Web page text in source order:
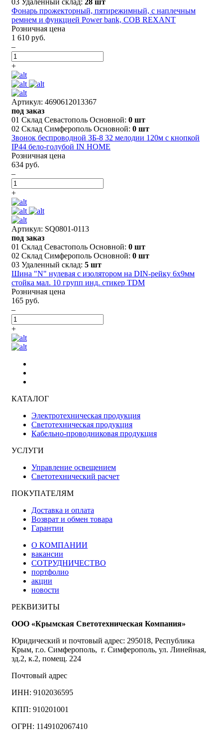
Фонарь прожекторный, пятирежимный, с наплечным
ремнем и функцией Power bank, СОВ REXANT
Розничная цена
1 610 руб.
–
+
Артикул: 4690612013367
под заказ
01 Склад Севастополь Основной: 0 шт
02 Склад Симферополь Основной: 0 шт
Звонок беспроводной ЗБ-8 32 мелодии 120м с кнопкой
IP44 бело-голубой IN HOME
Розничная цена
634 руб.
–
+
Артикул: SQ0801-0113
под заказ
01 Склад Севастополь Основной: 0 шт
02 Склад Симферополь Основной: 0 шт
03 Удаленный склад: 5 шт
Шина "N" нулевая с изолятором на DIN-рейку 6x9мм
стойка мал. 10 групп инд. стикер TDM
Розничная цена
165 руб.
–
+
КАТАЛОГ
Электротехническая продукция
Светотехническая продукция
Кабельно-проводниковая продукция
УСЛУГИ
Управление освещением
Светотехнический расчет
ПОКУПАТЕЛЯМ
Доставка и оплата
Возврат и обмен товара
Гарантии
О КОМПАНИИ
вакансии
СОТРУДНИЧЕСТВО
портфолио
акции
новости
РЕКВИЗИТЫ
ООО «Крымская Светотехническая Компания»
Юридический и почтовый адрес: 295018, Республика
Крым, г.о. Симферополь, г. Симферополь, ул. Линейная,
зд.2, к.2, помещ. 224
Почтовый адрес
ИНН: 9102036595
КПП: 910201001
ОГРН: 1149102067410